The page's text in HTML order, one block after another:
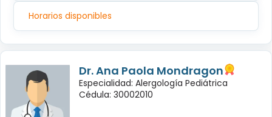
Horarios disponibles
Dr. Ana Paola Mondragon
Especialidad: Alergología Pediátrica
Cédula: 30002010